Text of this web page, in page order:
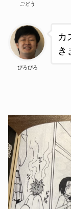
ごどう
ぴろぴろ
カ
き